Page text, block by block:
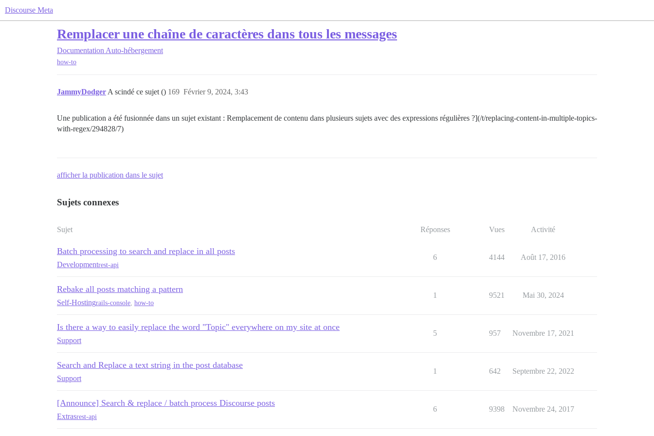
Discourse Meta
Remplacer une chaîne de caractères dans tous les messages
Documentation Auto-hébergement
how-to
JammyDodger A scindé ce sujet () Février 9, 2024, 3:43
169
Une publication a été fusionnée dans un sujet existant : Remplacement de contenu dans plusieurs sujets avec des expressions régulières ?](/t/replacing-content-in-multiple-topics-
with-regex/294828/7)
afficher la publication dans le sujet
Sujets connexes
Sujet Réponses Vues Activité
Batch processing to search and replace in all posts
Developmentrest-api
6 4144 Août 17, 2016
Rebake all posts matching a pattern
Self-Hostingrails-console how-to
1 9521 Mai 30, 2024
Is there a way to easily replace the word "Topic" everywhere on my site at once
Support
5 957 Novembre 17, 2021
Search and Replace a text string in the post database
Support
1 642 Septembre 22, 2022
[Announce] Search & replace / batch process Discourse posts
Extrasrest-api
6 9398 Novembre 24, 2017